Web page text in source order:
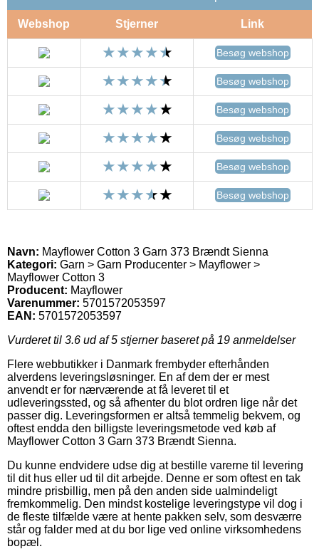
Webshop Stjerner Link
Besøg webshop
Besøg webshop
Besøg webshop
Besøg webshop
Besøg webshop
Besøg webshop
Navn: Mayflower Cotton 3 Garn 373 Brændt Sienna
Kategori: Garn > Garn Producenter > Mayflower >
Mayflower Cotton 3
Producent: Mayflower
Varenummer: 5701572053597
EAN: 5701572053597
Vurderet til 3.6 ud af 5 stjerner baseret på 19 anmeldelser
Flere webbutikker i Danmark frembyder efterhånden
alverdens leveringsløsninger. En af dem der er mest
anvendt er for nærværende at få leveret til et
udleveringssted, og så afhenter du blot ordren lige når det
passer dig. Leveringsformen er altså temmelig bekvem, og
oftest endda den billigste leveringsmetode ved køb af
Mayflower Cotton 3 Garn 373 Brændt Sienna.
Du kunne endvidere udse dig at bestille varerne til levering
til dit hus eller ud til dit arbejde. Denne er som oftest en tak
mindre prisbillig, men på den anden side ualmindeligt
fremkommelig. Den mindst kostelige leveringstype vil dog i
de fleste tilfælde være at hente pakken selv, som desværre
står og falder med at du bor lige ved online virksomhedens
bopæl.